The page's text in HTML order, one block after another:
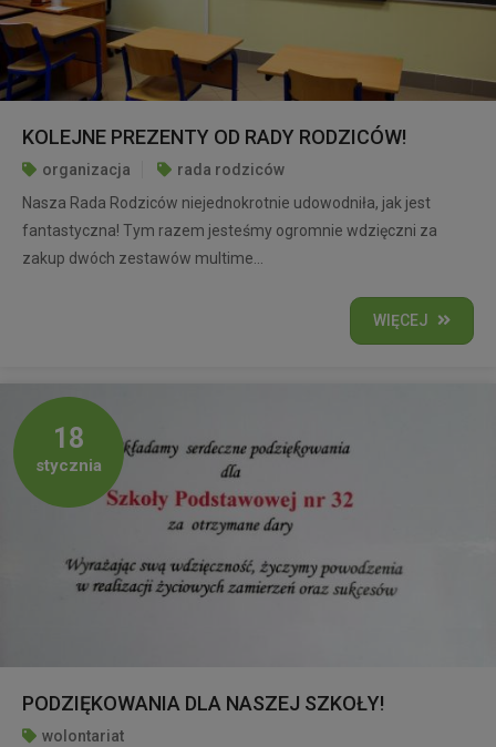
KOLEJNE PREZENTY OD RADY RODZICÓW!
organizacja
rada rodziców
Nasza Rada Rodziców niejednokrotnie udowodniła, jak jest
fantastyczna! Tym razem jesteśmy ogromnie wdzięczni za
zakup dwóch zestawów multime...
WIĘCEJ
18
stycznia
PODZIĘKOWANIA DLA NASZEJ SZKOŁY!
wolontariat